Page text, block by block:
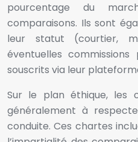
pourcentage du
comparaisons. Ils sont
leur statut (courtier,
éventuelles
souscrits via leur
Sur le plan éthique, les
généralement à
conduite. Ces chartes